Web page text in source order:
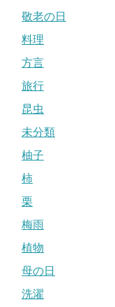
敬老の日
料理
方言
旅行
昆虫
未分類
柚子
柿
栗
梅雨
植物
母の日
洗濯